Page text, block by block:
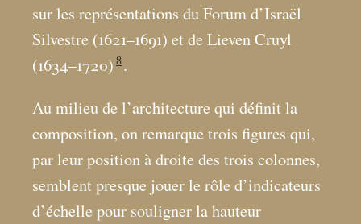
sur les représentations du Forum d’Israël
Silvestre (1621–1691) et de Lieven Cruyl
(1634–1720) 8.
Au milieu de l’architecture qui définit la
composition, on remarque trois figures qui,
par leur position à droite des trois colonnes,
semblent presque jouer le rôle d’indicateurs
d’échelle pour souligner la hauteur